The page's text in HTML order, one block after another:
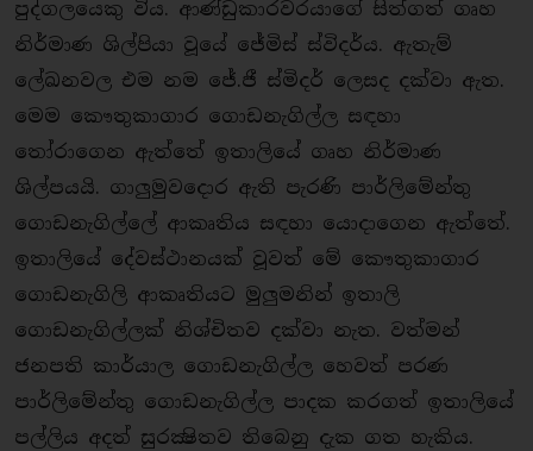
පුද්ගලයෙකු විය. ආණ්ඩුකාරවරයාගේ සිත්ගත් ගෘහ
නිර්මාණ ශිල්පියා වූයේ ජේමිස් ස්විදර්ය. ඇතැම්
ලේඛනවල එම නම ජේ.ජී ස්මිදර් ලෙසද දක්වා ඇත.
මෙම කෞතුකාගාර ගොඩනැගිල්ල සඳහා
තෝරාගෙන ඇත්තේ ඉතාලියේ ගෘහ නිර්මාණ
ශිල්පයයි. ගාලුමුවදොර ඇති පැරණි පාර්ලිමේන්තු
ගොඩනැගිල්ලේ ආකෘතිය සඳහා යොදාගෙන ඇත්තේ.
ඉතාලියේ දේවස්ථානයක් වූවත් මේ කෞතුකාගාර
ගොඩනැගිලි ආකෘතියට මුලුමනින් ඉතාලි
ගොඩනැගිල්ලක් නිශ්චිතව දක්වා නැත. වත්මන්
ජනපති කාර්යාල ගොඩනැගිල්ල හෙවත් පරණ
පාර්ලිමේන්තු ගොඩනැගිල්ල පාදක කරගත් ඉතාලියේ
පල්ලිය අදත් සුරක්‍ෂිතව තිබෙනු දැක ගත හැකිය.